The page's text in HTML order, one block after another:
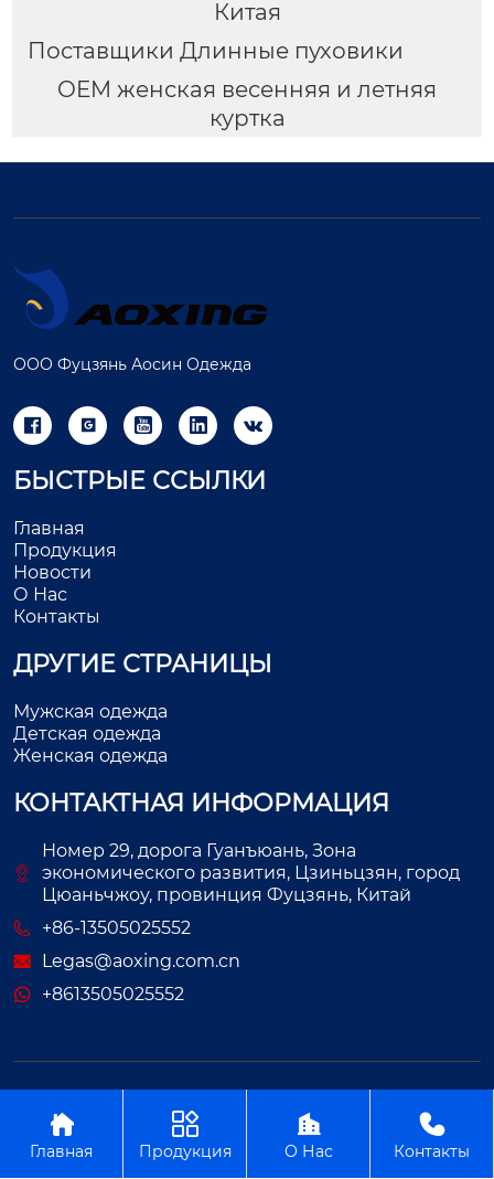
Китая
Поставщики Длинные пуховики
OEM женская весенняя и летняя
куртка
ООО Фуцзянь Аосин Одежда
    
БЫСТРЫЕ ССЫЛКИ
Главная
Продукция
Новости
О Нас
Контакты
ДРУГИЕ СТРАНИЦЫ
Мужская одежда
Детская одежда
Женская одежда
КОНТАКТНАЯ ИНФОРМАЦИЯ
Номер 29, дорога Гуанъюань, Зона
экономического развития, Цзиньцзян, город
Цюаньчжоу, провинция Фуцзянь, Китай
+86-13505025552
Legas@aoxing.com.cn
+8613505025552

Главная

Продукция

О Нас

Контакты